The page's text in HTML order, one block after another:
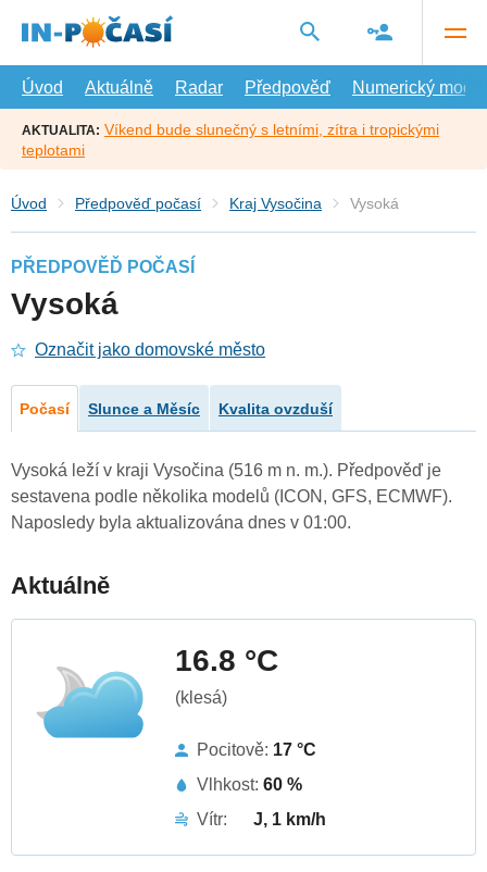
hlavní
Úvod
Aktuálně Radar Předpověď Numerický model
AKTUALITA: Víkend bude slunečný s letními, zítra i tropickými
teplotami
Úvod Předpověď počasí Kraj Vysočina Vysoká
PŘEDPOVĚĎ POČASÍ
Vysoká
Označit jako domovské město
Počasí Slunce a Měsíc Kvalita ovzduší
Vysoká leží v kraji Vysočina (516 m n. m.). Předpověď je
sestavena podle několika modelů (ICON, GFS, ECMWF).
Naposledy byla aktualizována dnes v 01:00.
Aktuálně
16.8 °C
(klesá)
Pocitově: 17 °C
Vlhkost: 60 %
Vítr:
J, 1 km/h